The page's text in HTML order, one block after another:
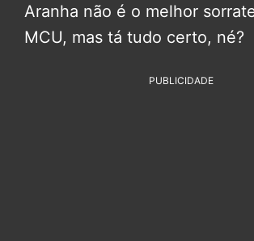
Aranha não é o melhor
MCU, mas tá tudo certo, né?
PUBLICIDADE